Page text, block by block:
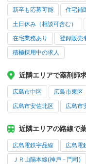
新卒も応募可能 住宅補
土日休み（相談可含む）
在宅業務あり 登録販売
積極採用中の求人
近隣エリアで薬剤師
広島市中区 広島市東区
広島市安佐北区 広島市
近隣エリアの路線で
広島電鉄宇品線 広島電
ＪＲ山陽本線(神戸－門司)